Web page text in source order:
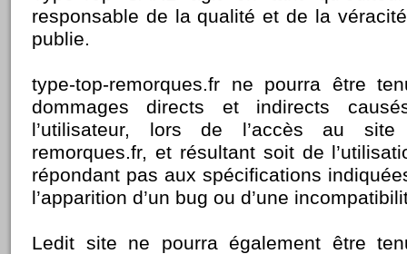
responsable de la qualité et de la
publie.
type-top-remorques.fr ne pourra être
dommages directs et indirects
l’utilisateur, lors de l’accès au site
remorques.fr, et résultant soit de
répondant pas aux spécifications
l’apparition d’un bug ou d’une
Ledit site ne pourra également être